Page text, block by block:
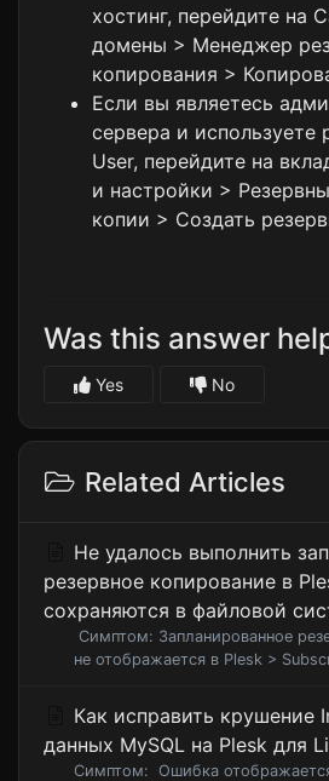
хостинг, перейдите на
домены > Менеджер
копирования >
Если вы являетесь
сервера и
User, перейдите на
и настройки >
копии > Создать
Was this answer
Yes No
Related Articles
Не удалось выполнить
резервное копирование в
сохраняются в файловой
Симптом: Запланированное
не отображается в Plesk >
Как исправить крушение
данных MySQL на Plesk для
Симптом: Ошибка отображается